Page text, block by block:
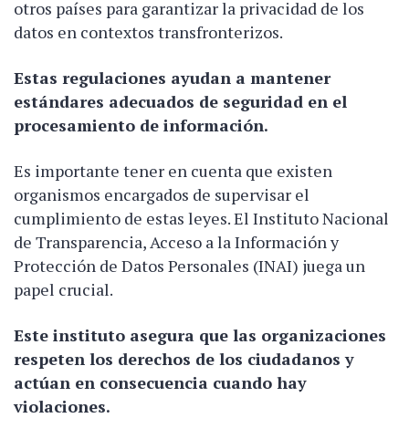
otros países para garantizar la privacidad de los
datos en contextos transfronterizos.
Estas regulaciones ayudan a mantener
estándares adecuados de seguridad en el
procesamiento de información.
Es importante tener en cuenta que existen
organismos encargados de supervisar el
cumplimiento de estas leyes. El Instituto Nacional
de Transparencia, Acceso a la Información y
Protección de Datos Personales (INAI) juega un
papel crucial.
Este instituto asegura que las organizaciones
respeten los derechos de los ciudadanos y
actúan en consecuencia cuando hay
violaciones.